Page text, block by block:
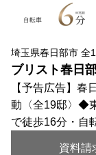
埼玉県春日部市 全
ブリスト春日
【予告広告】春
動〈全19邸〉◆
で徒歩16分・
資料請